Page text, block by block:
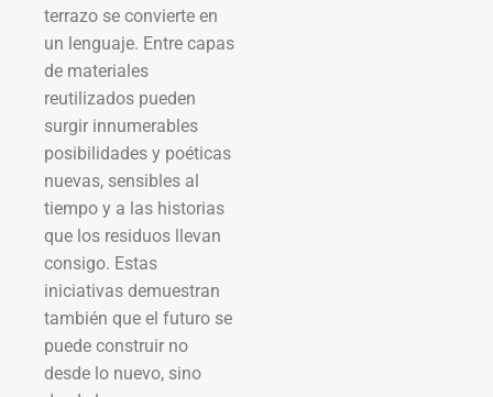
terrazo se convierte en
un lenguaje. Entre capas
de materiales
reutilizados pueden
surgir innumerables
posibilidades y poéticas
nuevas, sensibles al
tiempo y a las historias
que los residuos llevan
consigo. Estas
iniciativas demuestran
también que el futuro se
puede construir no
desde lo nuevo, sino